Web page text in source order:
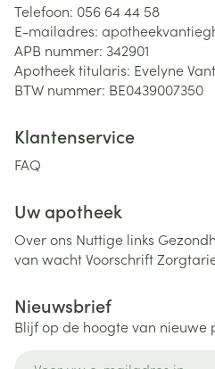
Telefoon: 056 64 44 58
E-mailadres:
APB nummer: 342901
Apotheek titularis: Evelyne
BTW nummer: BE0439007350
Klantenservice
FAQ
Uw apotheek
Over ons Nuttige links
van wachtVoorschrift
Nieuwsbrief
Blijf op de hoogte van nieuwe